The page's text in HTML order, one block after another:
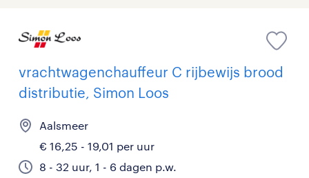
vrachtwagenchauffeur C rijbewijs brood
distributie, Simon Loos
Aalsmeer
€ 16,25 - 19,01 per uur
8 - 32 uur, 1 - 6 dagen p.w.